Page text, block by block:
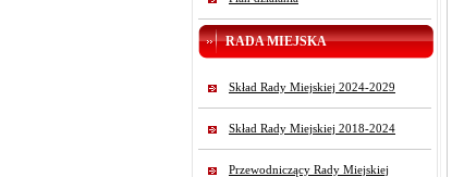
RADA MIEJSKA
Skład Rady Miejskiej 2024-2029
Skład Rady Miejskiej 2018-2024
Przewodniczący Rady Miejskiej